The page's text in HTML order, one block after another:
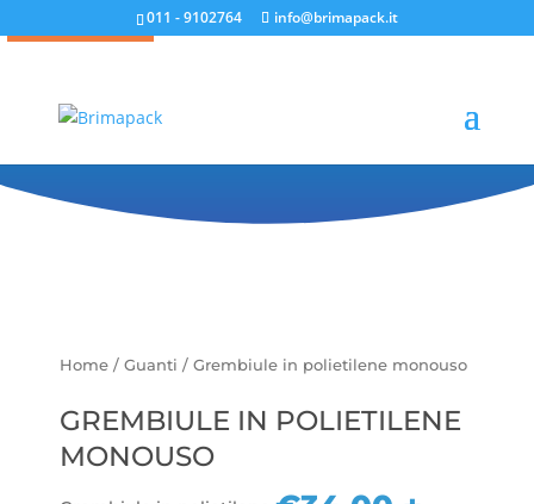
011 - 9102764 info@brimapack.it
Prodotto Esaurito!
polietilene monouso
Home / Guanti / Grembiule in polietilene monouso
GREMBIULE IN POLIETILENE
MONOUSO